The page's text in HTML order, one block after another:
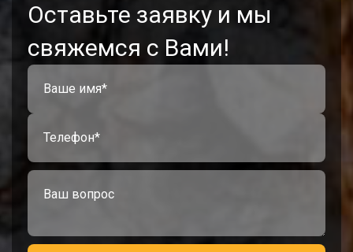
Оставьте заявку и мы
свяжемся с Вами!